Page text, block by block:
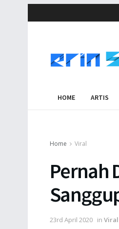
HOME ARTIS
Home Viral
Pernah
23rd April 2020 in Viral